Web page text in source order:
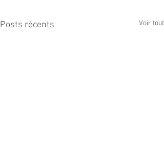
Posts récents Voir tout